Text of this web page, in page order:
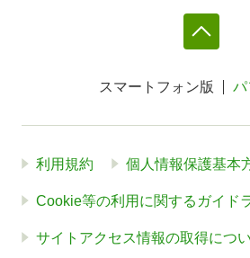
スマートフォン版 パ
利用規約 個人情報保護基本
Cookie等の利用に関するガイド
サイトアクセス情報の取得につ